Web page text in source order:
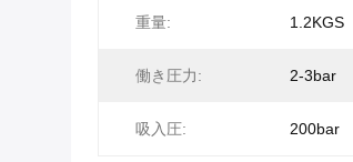
重量: 1.2KGS
働き圧力: 2-3bar
吸入圧: 200bar